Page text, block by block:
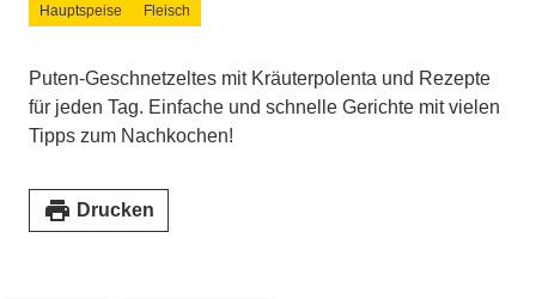
Hauptspeise Fleisch
Puten-Geschnetzeltes mit Kräuterpolenta und Rezepte
für jeden Tag. Einfache und schnelle Gerichte mit vielen
Tipps zum Nachkochen!
print Drucken